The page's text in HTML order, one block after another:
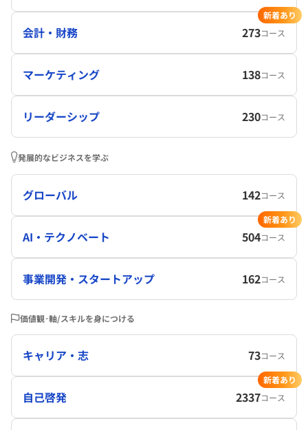
会計・財務 273コース
新着あり
マーケティング 138コース
リーダーシップ 230コース
発展的なビジネスを学ぶ
グローバル 142コース
AI・テクノベート 504コース
新着あり
事業開発・スタートアップ 162コース
価値観･軸/スキルを身につける
キャリア・志 73コース
自己啓発 2337コース
新着あり